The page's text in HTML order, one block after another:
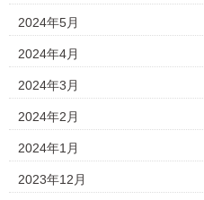
2024年5月
2024年4月
2024年3月
2024年2月
2024年1月
2023年12月